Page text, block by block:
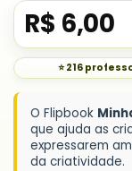
R$ 6,00
⭐ 216
O Flipbook
que ajuda as
expressarem
da criatividade.